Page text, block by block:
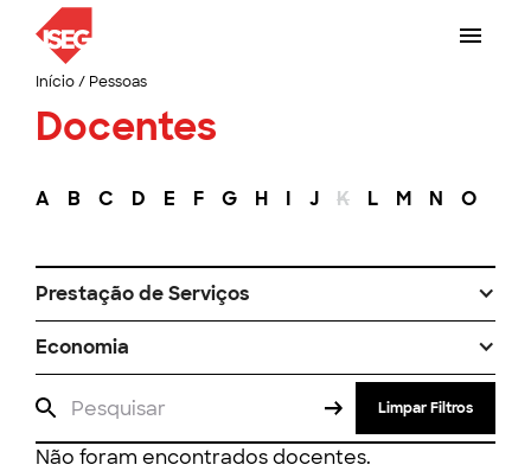
Início/ Pessoas
Docentes
A B C D E F G H I J K L M N O
Prestação de Serviços
Economia
Limpar Filtros
Não foram encontrados docentes.